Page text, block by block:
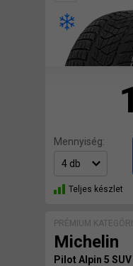
Mennyiség:
Teljes készlet
PRÉMIUM
Michelin
Pilot Alpin 5 SUV